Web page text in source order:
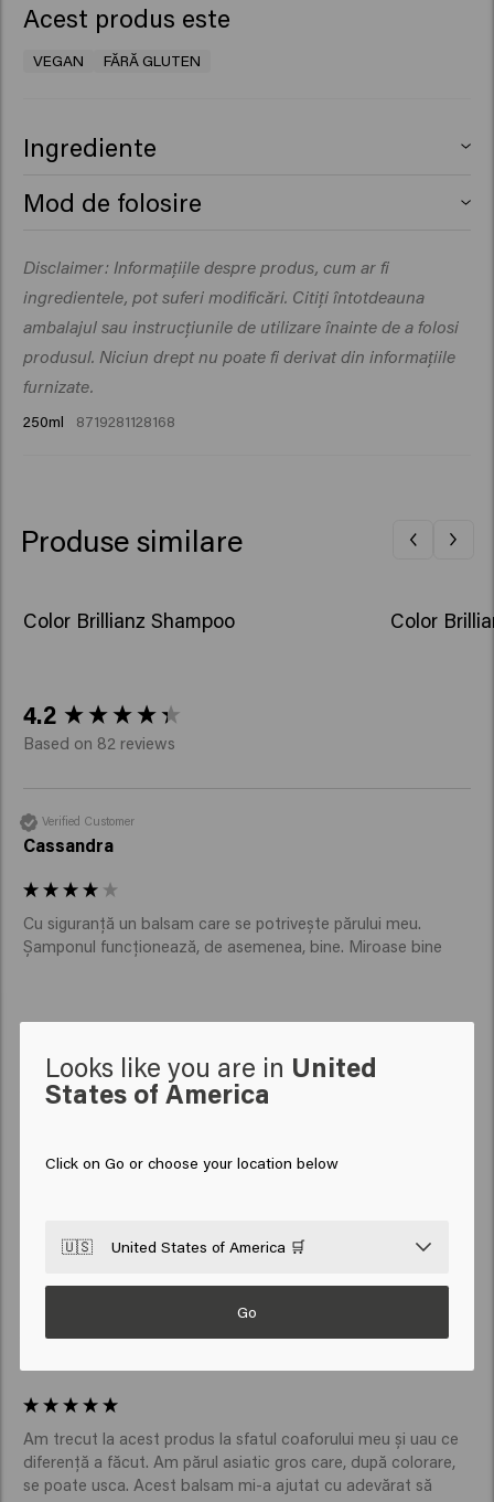
Acest produs este
VEGAN FĂRĂ GLUTEN
Ingrediente
Behentrimonium Chloride, Isopropyl Myristate,
Dimethylamine, Citric Acid, Parfum (Fragrance), Silicone
Quaternium-22, Isopropyl Alcohol, Sodium Benzoate,
Dipropylene Glycol, Butyrospermum Parkii (Shea)
Butter, Guar Hydroxypropyltrimonium Chloride,
Panthenol, Hydrolyzed Vegetable Protein PG-Propyl
Betaine, Helianthus Annuus (Sunflower) Seed Extract,
Acetyloctahydronaphthalenes.​
Mod de folosire
clătește bine.
Disclaimer: Informațiile despre produs, cum ar fi
ingredientele, pot suferi modificări. Citiți întotdeauna
ambalajul sau instrucțiunile de utilizare înainte de a folosi
produsul. Niciun drept nu poate fi derivat din informațiile
furnizate.
250ml 8719281128168
Produse similare
Color Brillianz Shampoo Color
4.2
Based on 82 reviews
Verified Customer
Cassandra
Cu siguranță un balsam care se potrivește părului meu.
Șamponul funcționează, de asemenea, bine. Miroase bine
Verified Customer
Verified Customer
Am trecut la acest produs la sfatul coaforului meu și uau ce
diferență a făcut. Am părul asiatic gros care, după colorare,
se poate usca. Acest balsam mi-a ajutat cu adevărat să
New content loaded
Looks like you are in United
States of America
Click on Go or choose your location below
🇺🇸 United States of America 🛒
Go